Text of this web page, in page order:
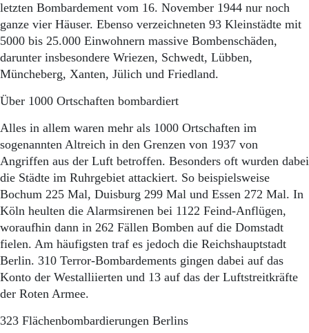
letzten Bombardement vom 16. November 1944 nur noch
ganze vier Häuser. Ebenso verzeichneten 93 Kleinstädte mit
5000 bis 25.000 Einwohnern massive Bombenschäden,
darunter insbesondere Wriezen, Schwedt, Lübben,
Müncheberg, Xanten, Jülich und Friedland.
Über 1000 Ortschaften bombardiert
Alles in allem waren mehr als 1000 Ortschaften im
sogenannten Altreich in den Grenzen von 1937 von
Angriffen aus der Luft betroffen. Besonders oft wurden dabei
die Städte im Ruhrgebiet attackiert. So beispielsweise
Bochum 225 Mal, Duisburg 299 Mal und Essen 272 Mal. In
Köln heulten die Alarmsirenen bei 1122 Feind-Anflügen,
woraufhin dann in 262 Fällen Bomben auf die Domstadt
fielen. Am häufigsten traf es jedoch die Reichshauptstadt
Berlin. 310 Terror-Bombardements gingen dabei auf das
Konto der Westalliierten und 13 auf das der Luftstreitkräfte
der Roten Armee.
323 Flächenbombardierungen Berlins